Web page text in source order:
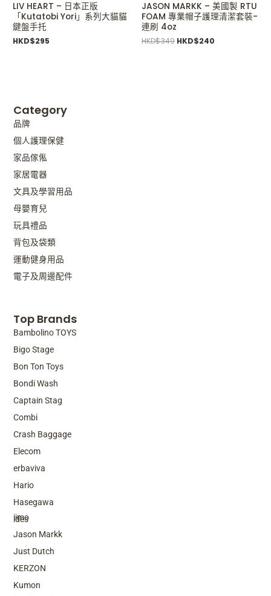
LIV HEART – 日本正版
「Kutatobi Yori」系列大貓貓
鍵盤手托
HKD$295
JASON MARKK – 美國製 RTU
FOAM 專業帽子護理清潔套裝-
連刷 4oz
HKD$349 HKD$240
Top Brands
iimo
Jason Markk
Just Dutch
KERZON
Kumon
Top Brands
Bambolino TOYS
Bigo Stage
Bon Ton Toys
Bondi Wash
Captain Stag
Combi
Crash Baggage
Elecom
erbaviva
Hario
Hasegawa
ides
Category
品牌
個人護理保健
家品傢俬
家居電器
文具及學習用品
母嬰育兒
玩具禮品
背包及袋類
運動健身用品
電子及周邊配件